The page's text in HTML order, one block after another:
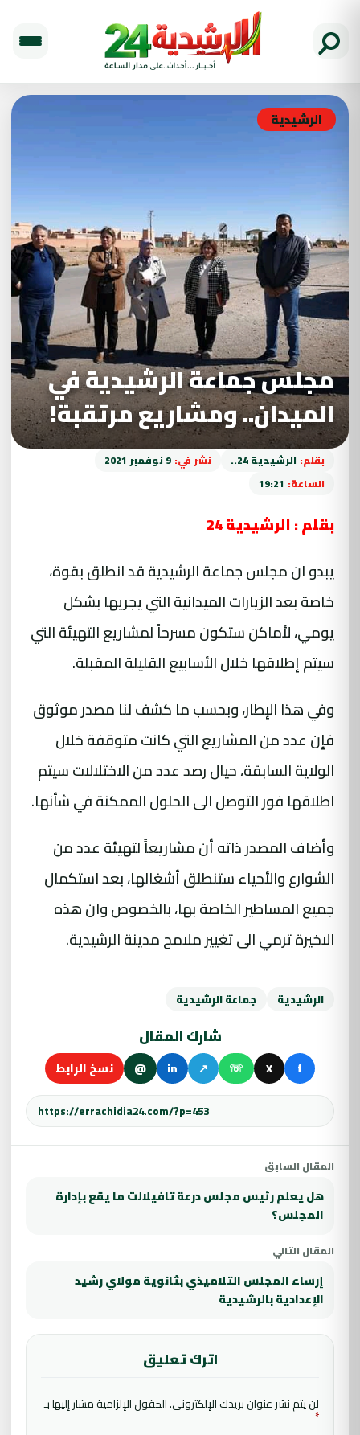
الرشيدية
مجلس جماعة الرشيدية في
الميدان.. ومشاريع مرتقبة!
بقلم: الرشيدية 24.. نشر في: 9 نوفمبر 2021
الساعة: 19:21
بقلم : الرشيدية 24
يبدو ان مجلس جماعة الرشيدية قد انطلق بقوة،
خاصة بعد الزيارات الميدانية التي يجريها بشكل
يومي، لأماكن ستكون مسرحاً لمشاريع التهيئة التي
سيتم إطلاقها خلال الأسابيع القليلة المقبلة.
وفي هذا الإطار، وبحسب ما كشف لنا مصدر موثوق
فإن عدد من المشاريع التي كانت متوقفة خلال
الولاية السابقة، حيال رصد عدد من الاختلالات سيتم
اطلاقها فور التوصل الى الحلول الممكنة في شأنها.
وأضاف المصدر ذاته أن مشاريعاً لتهيئة عدد من
الشوارع والأحياء ستنطلق أشغالها، بعد استكمال
جميع المساطير الخاصة بها، بالخصوص وان هذه
الاخيرة ترمي الى تغيير ملامح مدينة الرشيدية.
الرشيدية جماعة الرشيدية
شارك المقال
f
X
☏
↗
in
@ نسخ الرابط
المقال السابق
هل يعلم رئيس مجلس درعة تافيلالت ما يقع بإدارة
المجلس؟
المقال التالي
إرساء المجلس التلاميذي بثانوية مولاي رشيد
الإعدادية بالرشيدية
اترك تعليق
لن يتم نشر عنوان بريدك الإلكتروني.الحقول الإلزامية مشار إليها بـ
*